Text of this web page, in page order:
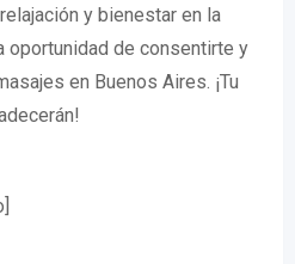
y bienestar en la
oportunidad de consentirte y
en Buenos Aires. ¡Tu